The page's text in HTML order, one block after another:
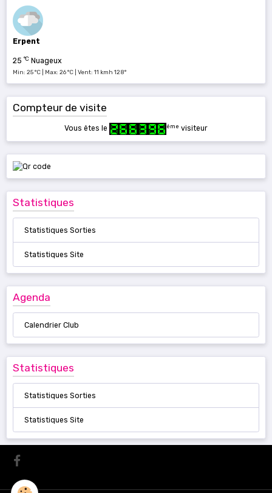
Erpent
25 °C Nuageux
Min: 25 °C | Max: 26 °C | Vent: 11 kmh 128°
Compteur de visite
Vous êtes le ème visiteur
Statistiques
Statistiques Sorties
Statistiques Site
Agenda
Calendrier Club
Statistiques
Statistiques Sorties
Statistiques Site